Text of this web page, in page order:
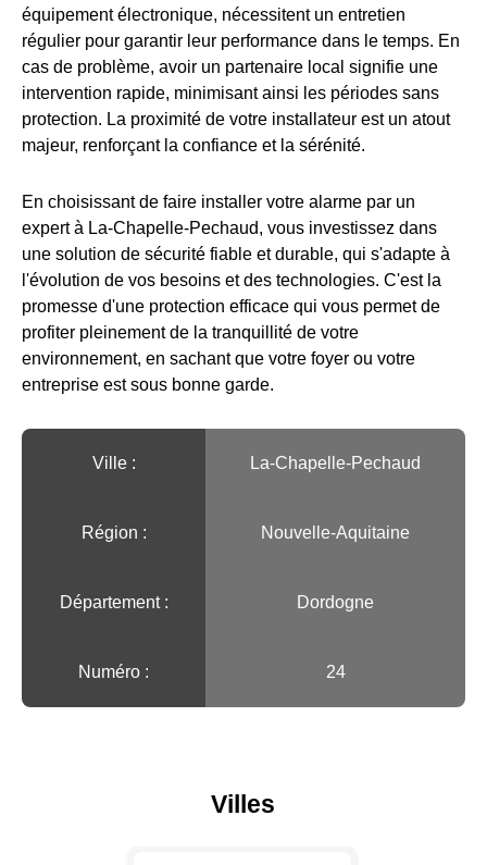
équipement électronique, nécessitent un entretien
régulier pour garantir leur performance dans le temps. En
cas de problème, avoir un partenaire local signifie une
intervention rapide, minimisant ainsi les périodes sans
protection. La proximité de votre installateur est un atout
majeur, renforçant la confiance et la sérénité.
En choisissant de faire installer votre alarme par un
expert à La-Chapelle-Pechaud, vous investissez dans
une solution de sécurité fiable et durable, qui s'adapte à
l'évolution de vos besoins et des technologies. C'est la
promesse d'une protection efficace qui vous permet de
profiter pleinement de la tranquillité de votre
environnement, en sachant que votre foyer ou votre
entreprise est sous bonne garde.
Ville :️ La-Chapelle-Pechaud
Région :️ Nouvelle-Aquitaine
Département : Dordogne
Numéro : 24
Villes